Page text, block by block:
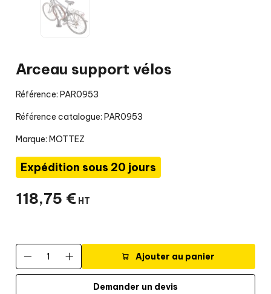
Arceau support vélos
Référence: PAR0953
Référence catalogue: PAR0953
Marque: MOTTEZ
Expédition sous 20 jours
118,75 € HT
Ajouter au panier
Demander un devis